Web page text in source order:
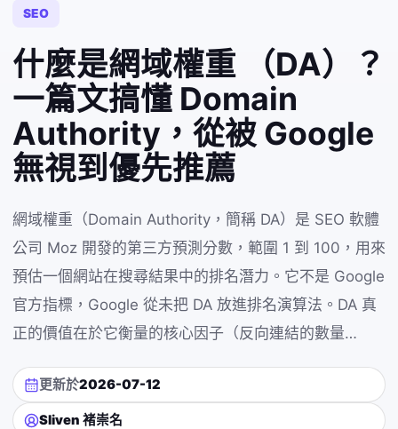
SEO
什麼是網域權重 （DA）？
一篇文搞懂 Domain
Authority，從被 Google
無視到優先推薦
網域權重（Domain Authority，簡稱 DA）是 SEO 軟體
公司 Moz 開發的第三方預測分數，範圍 1 到 100，用來
預估一個網站在搜尋結果中的排名潛力。它不是 Google
官方指標，Google 從未把 DA 放進排名演算法。DA 真
正的價值在於它衡量的核心因子（反向連結的數量…
更新於2026-07-12
Sliven 褚崇名